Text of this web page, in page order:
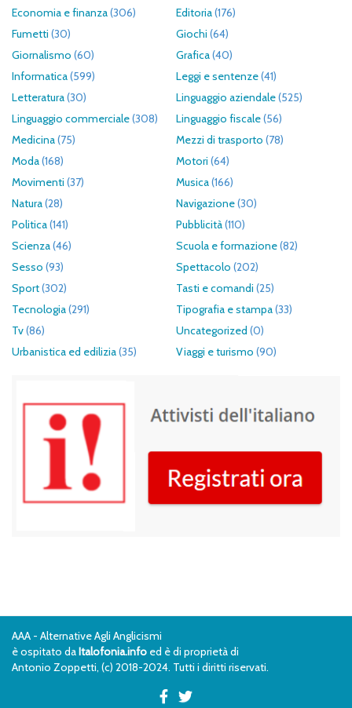
Economia e finanza(306) Editoria(176)
Fumetti (30) Giochi (64)
Giornalismo (60) Grafica(40)
Informatica(599) Leggi e sentenze(41)
Letteratura(30) Linguaggio aziendale(525)
Linguaggio commerciale(308) Linguaggio fiscale(56)
Medicina(75) Mezzi di trasporto (78)
Moda(168) Motori (64)
Movimenti (37) Musica(166)
Natura(28) Navigazione(30)
Politica(141) Pubblicità(110)
Scienza(46) Scuola e formazione(82)
Sesso (93) Spettacolo (202)
Sport(302) Tasti e comandi (25)
Tecnologia(291) Tipografia e stampa(33)
Tv(86) Uncategorized (0)
Urbanistica ed edilizia(35) Viaggi e turismo (90)
AAA - Alternative Agli Anglicismi
è ospitato daItalofonia.info ed è di proprietà di
Antonio Zoppetti, (c) 2018-2024. Tutti i diritti riservati.